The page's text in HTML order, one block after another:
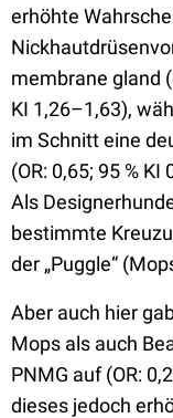
erhöhte
membrane gland
KI 1,26–1,63),
im Schnitt eine
(OR: 0,65; 95 %
Als
bestimmte
der „Puggle“
Aber auch hier
Mops als auch
PNMG auf (OR:
dieses jedoch